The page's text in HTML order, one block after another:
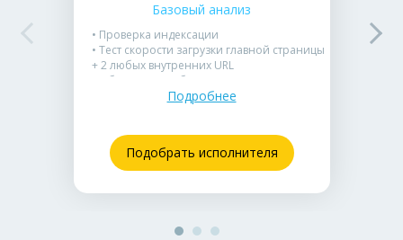
Базовый анализ
• Проверка индексации
• Тест скорости загрузки главной страницы
+ 2 любых внутренних URL
• Обнаружение битых ссылок (404) и
ошибок в robots.txt / sitemap.xml
приоритету (критичные / неважные).
Подробнее
Подобрать исполнителя